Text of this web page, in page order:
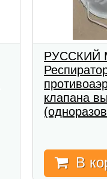
РУССКИЙ
клапана
В